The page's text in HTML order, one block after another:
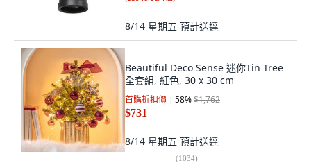
8/14 星期五 預計送達
Beautiful Deco Sense 迷你Tin Tree
全套組, 紅色, 30 x 30 cm
首購折扣價 58%$1,762
$731
8/14 星期五 預計送達
(1034)